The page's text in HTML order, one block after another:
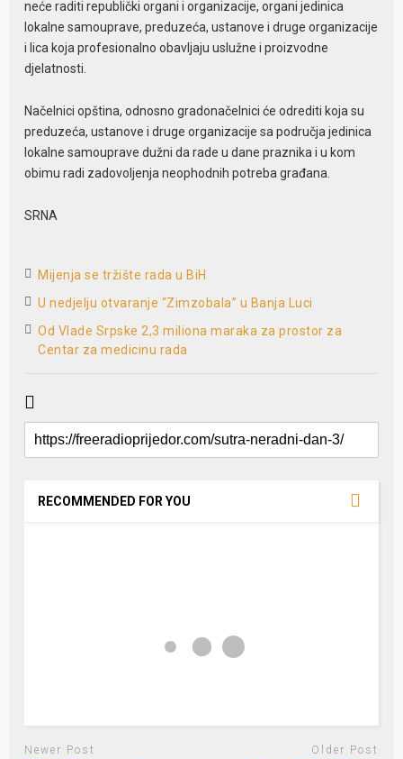
neće raditi republički organi i organizacije, organi jedinica
lokalne samouprave, preduzeća, ustanove i druge organizacije
i lica koja profesionalno obavljaju uslužne i proizvodne
djelatnosti.
Načelnici opština, odnosno gradonačelnici će odrediti koja su
preduzeća, ustanove i druge organizacije sa područja jedinica
lokalne samouprave dužni da rade u dane praznika i u kom
obimu radi zadovoljenja neophodnih potreba građana.
SRNA
Mijenja se tržište rada u BiH
U nedjelju otvaranje “Zimzobala” u Banja Luci
­Od Vlade Srpske 2,3 miliona maraka za prostor za
Centar za medicinu rada
RECOMMENDED FOR YOU
Newer Post Older Post